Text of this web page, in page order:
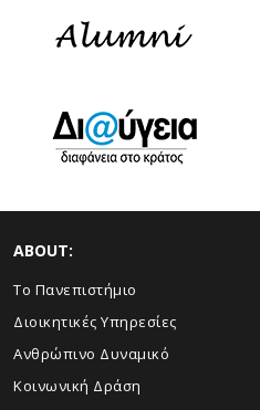
ABOUT:
Το Πανεπιστήμιο
Διοικητικές Υπηρεσίες
Ανθρώπινο Δυναμικό
Κοινωνική Δράση